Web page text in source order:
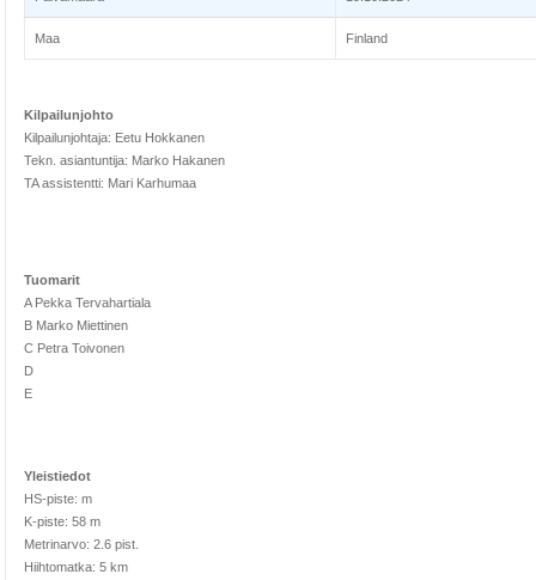
Maa Finland
Kilpailunjohto
Kilpailunjohtaja: Eetu Hokkanen
Tekn. asiantuntija: Marko Hakanen
TA assistentti: Mari Karhumaa
Tuomarit
A Pekka Tervahartiala
B Marko Miettinen
C Petra Toivonen
D
E
Yleistiedot
HS-piste: m
K-piste: 58 m
Metrinarvo: 2.6 pist.
Hiihtomatka: 5 km